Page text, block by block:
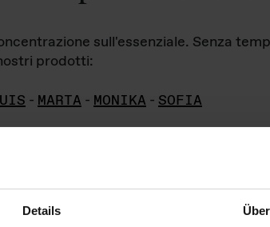
Details
sull'essenziale. Senza
prodotti:
- MARTA - MONIKA - SOFIA